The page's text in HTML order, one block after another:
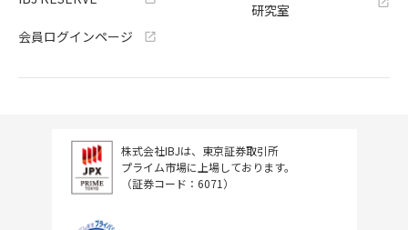
会員ログインページ
研究室
株式会社IBJは、東京証券取引所
プライム市場に上場しております。
（証券コード：6071）